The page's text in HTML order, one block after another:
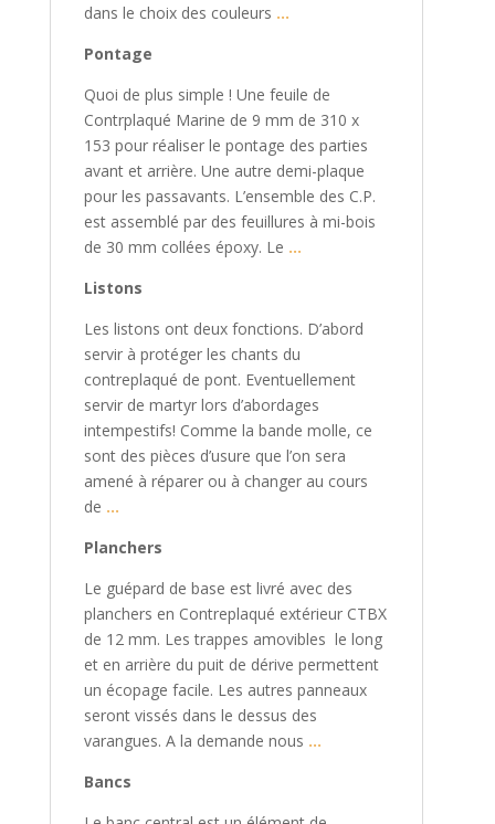
dans le choix des couleurs …
Pontage
Quoi de plus simple ! Une feuile de
Contrplaqué Marine de 9 mm de 310 x
153 pour réaliser le pontage des parties
avant et arrière. Une autre demi-plaque
pour les passavants. L’ensemble des C.P.
est assemblé par des feuillures à mi-bois
de 30 mm collées époxy. Le …
Listons
Les listons ont deux fonctions. D’abord
servir à protéger les chants du
contreplaqué de pont. Eventuellement
servir de martyr lors d’abordages
intempestifs! Comme la bande molle, ce
sont des pièces d’usure que l’on sera
amené à réparer ou à changer au cours
de …
Planchers
Le guépard de base est livré avec des
planchers en Contreplaqué extérieur CTBX
de 12 mm. Les trappes amovibles le long
et en arrière du puit de dérive permettent
un écopage facile. Les autres panneaux
seront vissés dans le dessus des
varangues. A la demande nous …
Bancs